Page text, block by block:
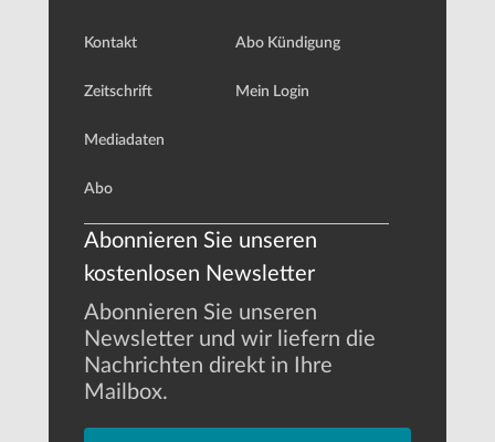
Kontakt
Zeitschrift
Mediadaten
Abo
Abo Kündigung
Mein Login
Abonnieren Sie unseren
kostenlosen Newsletter
Abonnieren Sie unseren
Newsletter und wir liefern die
Nachrichten direkt in Ihre
Mailbox.